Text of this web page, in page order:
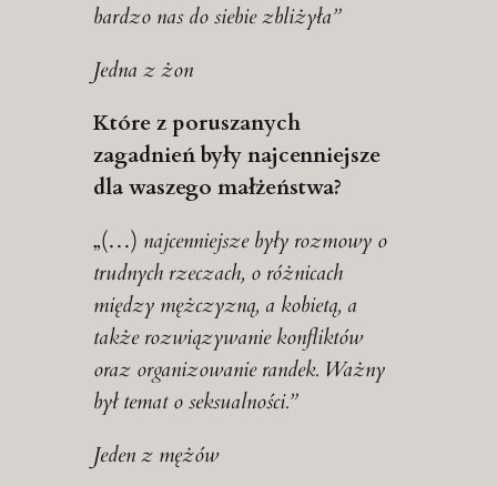
bardzo nas do siebie zbliżyła”
Jedna z żon
Które z poruszanych
zagadnień były najcenniejsze
dla waszego małżeństwa?
„(…) najcenniejsze były rozmowy o
trudnych rzeczach, o różnicach
między mężczyzną, a kobietą, a
także rozwiązywanie konfliktów
oraz organizowanie randek. Ważny
był temat o seksualności.”
Jeden z mężów